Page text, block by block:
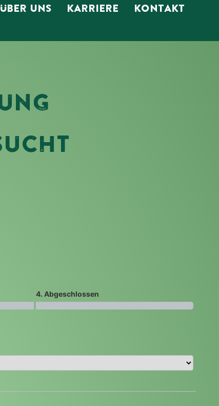
ÜBER UNS KARRIERE KONTAKT
4. Abgeschlossen